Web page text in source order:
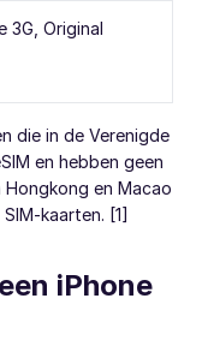
3G, Original
die in de Verenigde
en hebben geen
Hongkong en Macao
kaarten. [1]
iPhone